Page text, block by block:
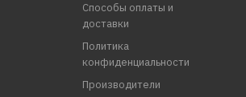
Способы оплаты и
доставки
Политика
конфиденциальности
Производители